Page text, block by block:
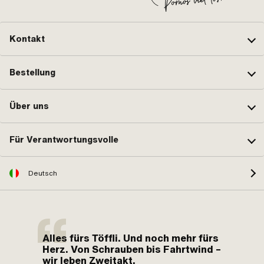
Kontakt
Bestellung
Über uns
Für Verantwortungsvolle
Deutsch
Alles fürs Töffli. Und noch mehr fürs
Herz. Von Schrauben bis Fahrtwind –
wir leben Zweitakt.